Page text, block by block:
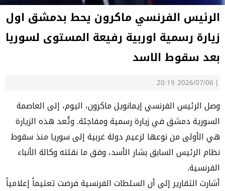
الرئيس الفرنسي ماكرون يحط بدمشق اول
زيارة رسمية اوربية رفيعة المستوى لسوريا
بعد سقوط الاسد
|
2026/07/06 20:19
وصل الرئيس الفرنسي إيمانويل ماكرون، اليوم، إلى العاصمة
السورية دمشق في زيارة رسمية ومفاجئة. وتُعد هذه الزيارة
هي الأولى من نوعها لزعيم دولة غربية إلى سوريا منذ سقوط
نظام الرئيس السابق بشار الأسد، وفق ما نقلته وكالة الأنباء
الفرنسية.
أشارت التقارير إلى أن السلطات الفرنسية فرضت تعتيماً إعلامياً